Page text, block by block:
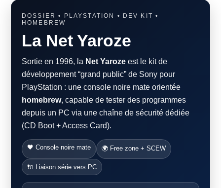
DOSSIER • PLAYSTATION • DEV KIT •
HOMEBREW
La Net Yaroze
Sortie en 1996, la Net Yaroze est le kit de
développement “grand public” de Sony pour
PlayStation : une console noire mate orientée
homebrew, capable de tester des programmes
depuis un PC via une chaîne de sécurité dédiée
(CD Boot + Access Card).
🖤 Console noire mate 🌍 Free zone + SCEW
🔌 Liaison série vers PC